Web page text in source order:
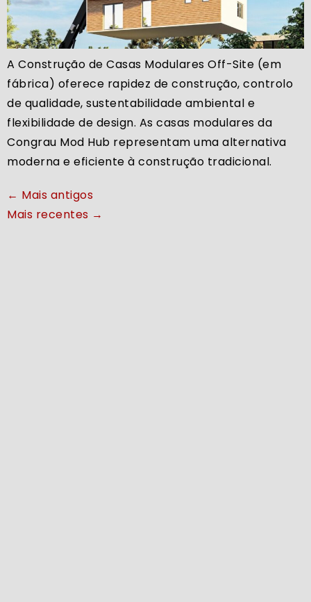
A Construção de Casas Modulares Off-Site (em
fábrica) oferece rapidez de construção, controlo
de qualidade, sustentabilidade ambiental e
flexibilidade de design. As casas modulares da
Congrau Mod Hub representam uma alternativa
moderna e eficiente à construção tradicional.
← Mais antigos
Mais recentes →